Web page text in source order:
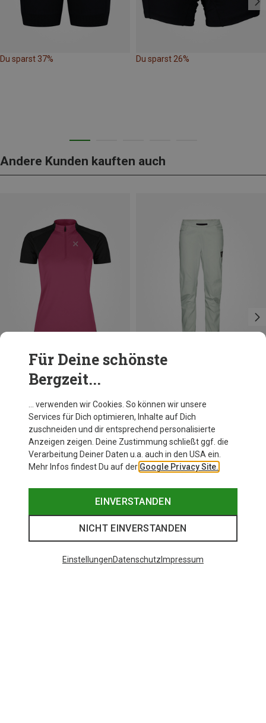
Du sparst 37% Du sparst 26%
Andere Kunden kauften auch
Du sparst 31%
Für Deine schönste
Bergzeit...
… verwenden wir Cookies. So können wir unsere
Services für Dich optimieren, Inhalte auf Dich
zuschneiden und dir entsprechend personalisierte
Anzeigen zeigen. Deine Zustimmung schließt ggf. die
Verarbeitung Deiner Daten u.a. auch in den USA ein.
Mehr Infos findest Du auf der Google Privacy Site.
EINVERSTANDEN
NICHT EINVERSTANDEN
EinstellungenDatenschutz Impressum